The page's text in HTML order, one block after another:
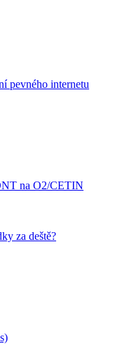
pevného internetu
na O2/CETIN
za deště?